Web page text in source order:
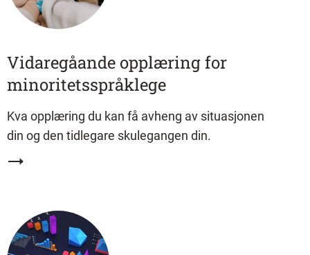
Vidaregåande opplæring for
minoritetsspråklege
Kva opplæring du kan få avheng av situasjonen
din og den tidlegare skulegangen din.